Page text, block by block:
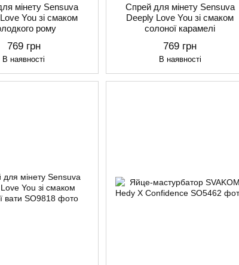
мінету Sensuva
You зі смаком
рому
769 грн
В наявності
Спрей для мінету Sensuva
Deeply Love You зі смаком
солоної карамелі
769 грн
В наявності